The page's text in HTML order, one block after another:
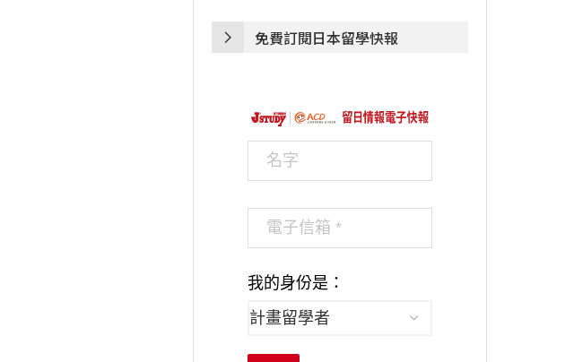
免費訂閱日本留學快報
我的身份是：